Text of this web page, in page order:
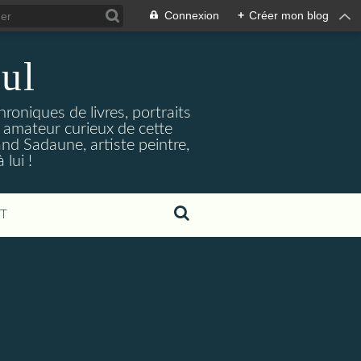
Connexion + Créer mon blog
de livres, portraits
curieux de cette
Sadaune, artiste peintre,
lui !